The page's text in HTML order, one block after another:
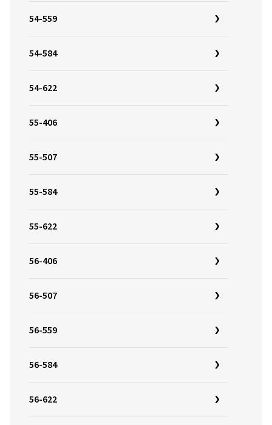
54-559
54-584
54-622
55-406
55-507
55-584
55-622
56-406
56-507
56-559
56-584
56-622